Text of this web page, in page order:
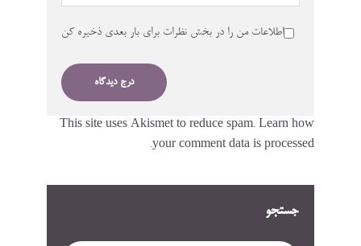
جستجو
اطلاعات من را در بخش نظرات برای بار بعدی ذخیره کن
This site uses Akismet to reduce spam. Learn how
your comment data is processed.